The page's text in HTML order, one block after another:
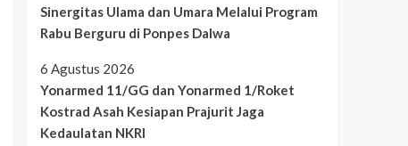
Sinergitas Ulama dan Umara Melalui Program
Rabu Berguru di Ponpes Dalwa
6 Agustus 2026
Yonarmed 11/GG dan Yonarmed 1/Roket
Kostrad Asah Kesiapan Prajurit Jaga
Kedaulatan NKRI